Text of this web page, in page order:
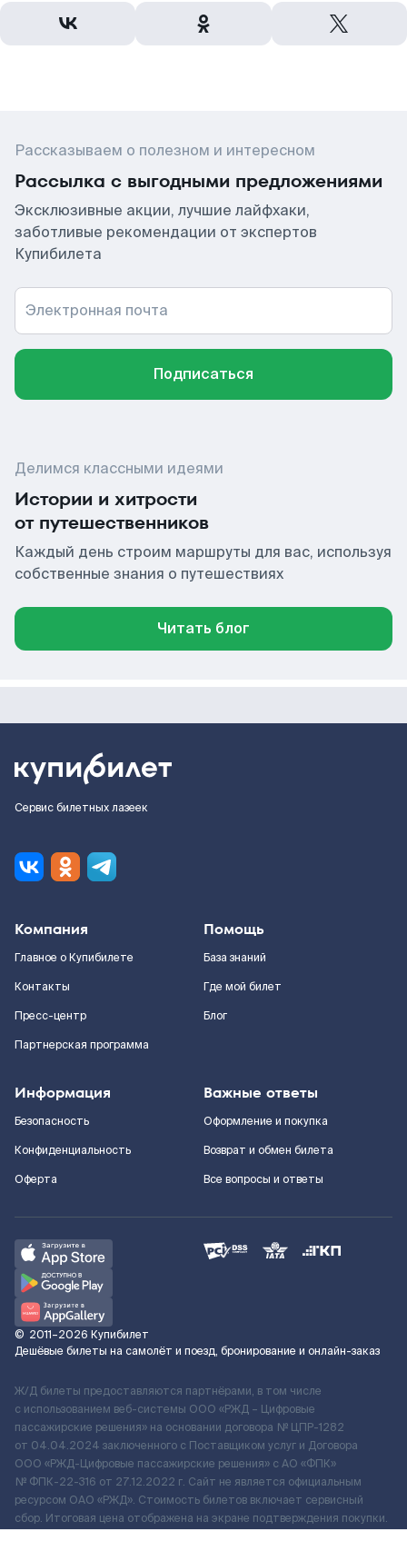
Рассказываем о полезном и интересном
Рассылка с выгодными предложениями
Эксклюзивные акции, лучшие лайфхаки,
заботливые рекомендации от экспертов
Купибилета
Электронная почта
Подписаться
Делимся классными идеями
Истории и хитрости
от путешественников
Каждый день строим маршруты для вас, используя
собственные знания о путешествиях
Читать блог
Сервис билетных лазеек
Компания
Главное о Купибилете
Контакты
Пресс-центр
Партнерская программа
Помощь
База знаний
Где мой билет
Блог
Информация
Безопасность
Конфиденциальность
Оферта
Важные ответы
Оформление и покупка
Возврат и обмен билета
Все вопросы и ответы
© 2011–2026 Купибилет
Дешёвые билеты на самолёт и поезд, бронирование и онлайн-заказ
Ж/Д билеты предоставляются партнёрами, в том числе
с использованием веб-системы ООО «РЖД – Цифровые
пассажирские решения» на основании договора № ЦПР-1282
от 04.04.2024 заключенного с Поставщиком услуг и Договора
ООО «РЖД-Цифровые пассажирские решения» c АО «ФПК»
№ ФПК-22-316 от 27.12.2022 г. Сайт не является официальным
ресурсом ОАО «РЖД». Стоимость билетов включает сервисный
сбор. Итоговая цена отображена на экране подтверждения покупки.